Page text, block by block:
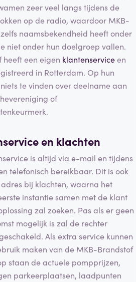
zeer veel langs tijdens de
op de radio, waardoor MKB-
naamsbekendheid heeft onder
niet onder hun doelgroep vallen.
heeft een eigen klantenserviceen
in Rotterdam. Op hun
te vinden over deelname aan
of
en klachten
is altijd via e-mail en tijdens
telefonisch bereikbaar. Dit is ook
bij klachten, waarna het
instantie samen met de klant
zal zoeken. Pas als er geen
mogelijk is zal de rechter
Als extra service kunnen
maken van de MKB-Brandstof
staan de actuele pompprijzen,
parkeerplaatsen, laadpunten